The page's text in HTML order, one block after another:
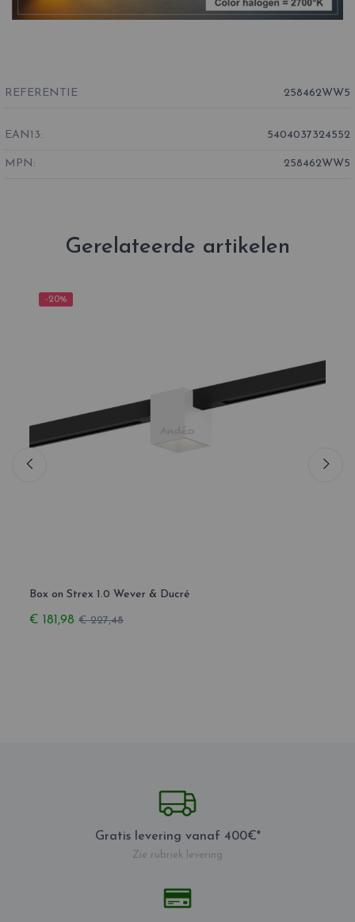
REFERENTIE 258462WW5
EAN13: 5404037324552
MPN: 258462WW5
Gerelateerde artikelen
-20%
Box on Strex 1.0 Wever & Ducré
€ 181,98 € 227,48
Gratis levering vanaf 400€*
Zie rubriek levering